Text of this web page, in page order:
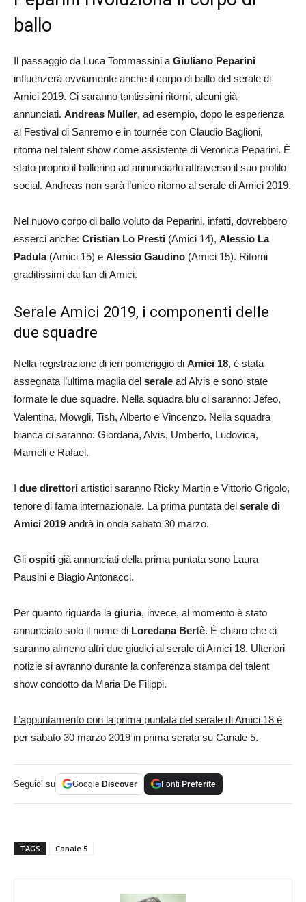
ballo
Il passaggio da Luca Tommassini a Giuliano Peparini
influenzerà ovviamente anche il corpo di ballo del serale di
Amici 2019. Ci saranno tantissimi ritorni, alcuni già
annunciati. Andreas Muller, ad esempio, dopo le esperienza
al Festival di Sanremo e in tournée con Claudio Baglioni,
ritorna nel talent show come assistente di Veronica Peparini. È
stato proprio il ballerino ad annunciarlo attraverso il suo profilo
social. Andreas non sarà l’unico ritorno al serale di Amici 2019.
Nel nuovo corpo di ballo voluto da Peparini, infatti, dovrebbero
esserci anche: Cristian Lo Presti (Amici 14), Alessio La
Padula(Amici 15) e Alessio Gaudino (Amici 15). Ritorni
graditissimi dai fan di Amici.
Serale Amici 2019, i componenti delle
due squadre
Nella registrazione di ieri pomeriggio di Amici 18, è stata
assegnata l’ultima maglia del serale ad Alvis e sono state
formate le due squadre. Nella squadra blu ci saranno: Jefeo,
Valentina, Mowgli, Tish, Alberto e Vincenzo. Nella squadra
bianca ci saranno: Giordana, Alvis, Umberto, Ludovica,
Mameli e Rafael.
I due direttori artistici saranno Ricky Martin e Vittorio Grigolo,
tenore di fama internazionale. La prima puntata del serale di
Amici 2019 andrà in onda sabato 30 marzo.
Gli ospiti già annunciati della prima puntata sono Laura
Pausini e Biagio Antonacci.
Per quanto riguarda la giuria, invece, al momento è stato
annunciato solo il nome di Loredana Bertè. È chiaro che ci
saranno almeno altri due giudici al serale di Amici 18. Ulteriori
notizie si avranno durante la conferenza stampa del talent
show condotto da Maria De Filippi.
L’appuntamento con la prima puntata del serale di Amici 18 è
per sabato 30 marzo 2019 in prima serata su Canale 5.
Seguici su Google Discover Fonti Preferite
TAGS Canale 5